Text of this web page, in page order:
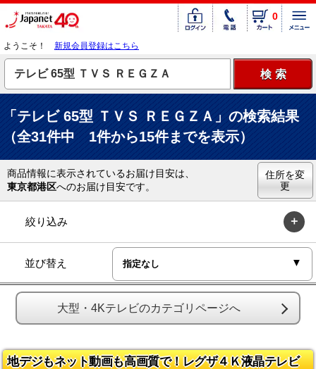
0
ようこそ！ 新規会員登録はこちら
「テレビ 65型 ＴＶＳ ＲＥＧＺＡ」の検索結果
（全31件中 1件から15件までを表示）
商品情報に表示されているお届け目安は、
東京都港区へのお届け目安です。
住所を変
更
絞り込み
並び替え
大型・4Kテレビのカテゴリページへ
地デジもネット動画も高画質で！レグザ４Ｋ液晶テレビ